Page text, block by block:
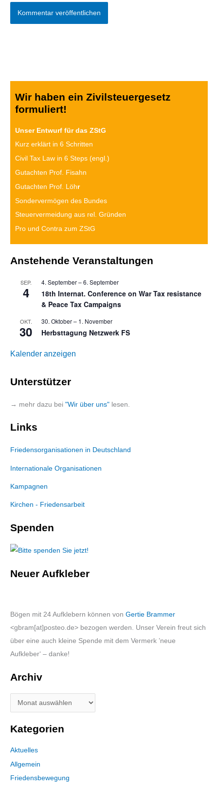
Wir haben ein Zivilsteuergesetz
formuliert!
Unser Entwurf für das ZStG
Kurz erklärt in 6 Schritten
Civil Tax Law in 6 Steps (engl.)
Gutachten Prof. Fisahn
Gutachten Prof. Löhr
Sondervermögen des Bundes
Steuervermeidung aus rel. Gründen
Pro und Contra zum ZStG
Anstehende Veranstaltungen
SEP.
4
4. September–6. September
18th Internat. Conference on War Tax resistance
& Peace Tax Campaigns
OKT.
30
30. Oktober– 1. November
Herbsttagung Netzwerk FS
Kalender anzeigen
Unterstützer
→ mehr dazu bei"Wir über uns" lesen.
Links
Friedensorganisationen in Deutschland
Internationale Organisationen
Kampagnen
Kirchen - Friedensarbeit
Spenden
Neuer Aufkleber
Bögen mit 24 Aufklebern können vonGertie Brammer
<gbram[at]posteo.de> bezogen werden. Unser Verein freut sich
über eine auch kleine Spende mit dem Vermerk ’neue
Aufkleber‘ – danke!
Archiv
Kategorien
Aktuelles
Allgemein
Friedensbewegung